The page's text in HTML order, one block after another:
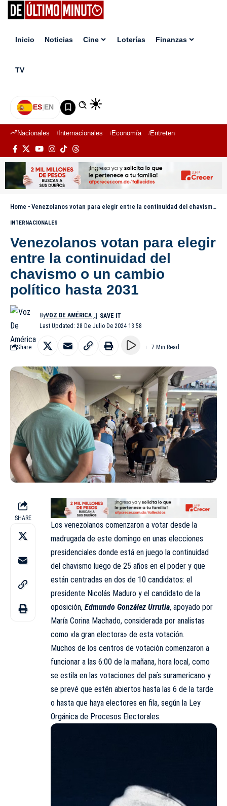
Inicio Noticias Cine Loterías Finanzas
TV
ES|EN
Nacionales Internacionales Economía Entretenimiento
Home - Venezolanos votan para elegir entre la continuidad del chavismo o un cambio político hasta 2031
INTERNACIONALES
Venezolanos votan para elegir
entre la continuidad del
chavismo o un cambio
político hasta 2031
Last Updated: 28 De Julio De 2024 13:58
ByVOZ DE AMÉRICA
Share 7 Min Read
SHARE
Los venezolanos comenzaron a votar desde la
madrugada de este domingo en unas elecciones
presidenciales donde está en juego la continuidad
del chavismo luego de 25 años en el poder y que
están centradas en dos de 10 candidatos: el
presidente Nicolás Maduro y el candidato de la
oposición, Edmundo González Urrutia, apoyado por
María Corina Machado, considerada por analistas
como «la gran electora» de esta votación.
Muchos de los centros de votación comenzaron a
funcionar a las 6:00 de la mañana, hora local, como
se estila en las votaciones del país suramericano y
se prevé que estén abiertos hasta las 6 de la tarde
o hasta que haya electores en fila, según la Ley
Orgánica de Procesos Electorales.